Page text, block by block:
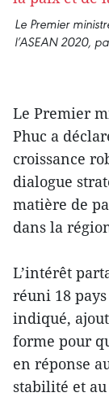
Le Premier
l’ASEAN 2020,
Le Premier
Phuc a
croissance
dialogue
matière de
dans la
L’intérêt
réuni 18
indiqué,
forme pour
en réponse
stabilité et